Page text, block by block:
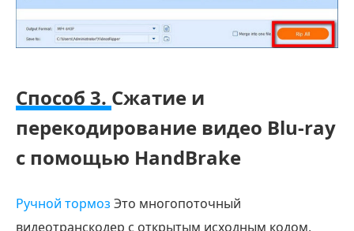
Способ 3. Сжатие и
перекодирование видео Blu-ray
с помощью HandBrake
Ручной тормоз Это многопоточный
видеотранскодер с открытым исходным кодом,